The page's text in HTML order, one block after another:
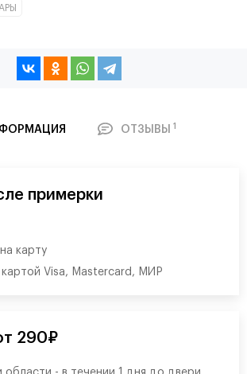
ОТЗЫВЫ 1
примерки
карту
картой Visa, Mastercard, МИР
290₽
- в течении 1 дня до двери